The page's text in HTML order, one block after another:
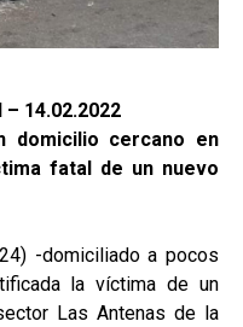
14.02.2022
domicilio cercano en
fatal de un nuevo
-domiciliado a pocos
la víctima de un
Las Antenas de la